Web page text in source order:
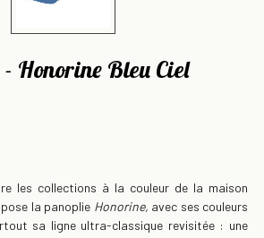
Honorine Bleu Ciel
les collections à la couleur de la maison
la panoplie Honorine, avec ses couleurs
sa ligne ultra-classique revisitée : une